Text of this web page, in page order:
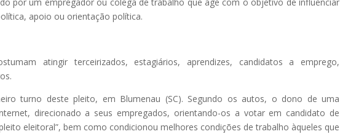
apoio ou orientação política.
atingir terceirizados, estagiários, aprendizes, candidatos a emprego,
turno deste pleito, em Blumenau (SC). Segundo os autos, o dono de uma
direcionado a seus empregados, orientando-os a votar em candidato de
eleitoral”, bem como condicionou melhores condições de trabalho àqueles que